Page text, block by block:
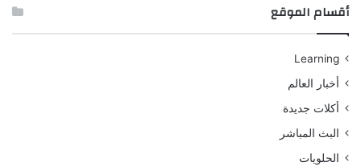
أقسام الموقع
Learning
أخبار العالم
أكلات جديدة
البث المباشر
الحلويات